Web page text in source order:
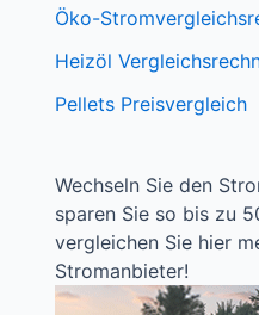
Öko-
Heizöl
Pellets Preisvergleich
Wechseln Sie den
sparen Sie so bis zu
vergleichen Sie hier
Stromanbieter!